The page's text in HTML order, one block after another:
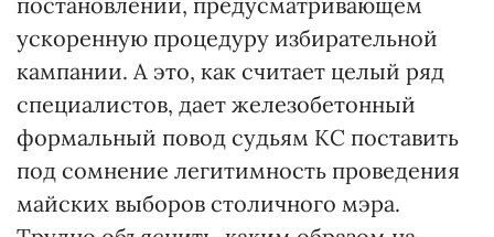
ускоренную процедуру избирательной
кампании. А это, как считает целый ряд
специалистов, дает железобетонный
формальный повод судьям КС поставить
под сомнение легитимность проведения
майских выборов столичного мэра.